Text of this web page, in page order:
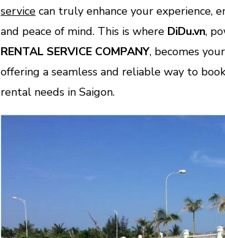
service can truly enhance your experience,
and peace of mind. This is where DiDu.vn,
RENTAL SERVICE COMPANY, becomes
offering a seamless and reliable way to
rental needs in Saigon.